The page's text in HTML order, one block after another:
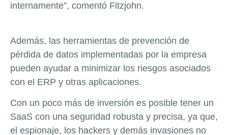
internamente”, comentó Fitzjohn.
Además, las herramientas de prevención de
pérdida de datos implementadas por la empresa
pueden ayudar a minimizar los riesgos asociados
con el ERP y otras aplicaciones.
Con un poco más de inversión es posible tener un
SaaS con una seguridad robusta y precisa, ya que,
el espionaje, los hackers y demás invasiones no